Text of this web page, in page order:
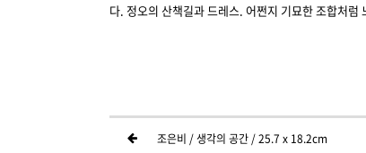
다. 정오의 산책길과 드레스. 어쩐지 기묘한 조합처
조은비 / 생각의 공간 / 25.7 x 18.2cm